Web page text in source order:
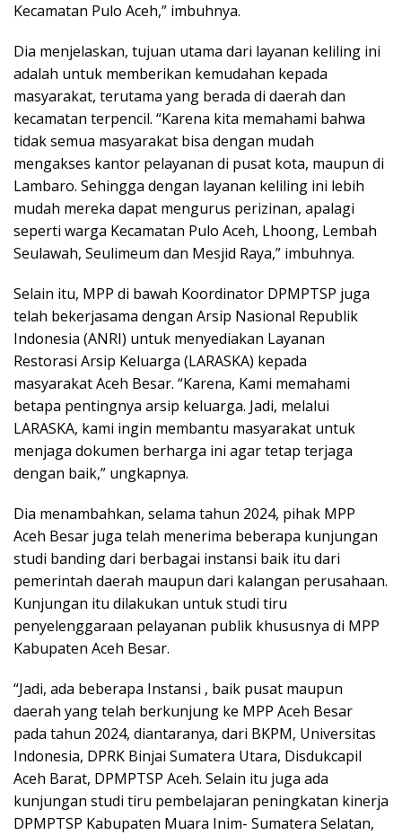
Kecamatan Pulo Aceh,” imbuhnya.
Dia menjelaskan, tujuan utama dari layanan keliling ini
adalah untuk memberikan kemudahan kepada
masyarakat, terutama yang berada di daerah dan
kecamatan terpencil. “Karena kita memahami bahwa
tidak semua masyarakat bisa dengan mudah
mengakses kantor pelayanan di pusat kota, maupun di
Lambaro. Sehingga dengan layanan keliling ini lebih
mudah mereka dapat mengurus perizinan, apalagi
seperti warga Kecamatan Pulo Aceh, Lhoong, Lembah
Seulawah, Seulimeum dan Mesjid Raya,” imbuhnya.
Selain itu, MPP di bawah Koordinator DPMPTSP juga
telah bekerjasama dengan Arsip Nasional Republik
Indonesia (ANRI) untuk menyediakan Layanan
Restorasi Arsip Keluarga (LARASKA) kepada
masyarakat Aceh Besar. “Karena, Kami memahami
betapa pentingnya arsip keluarga. Jadi, melalui
LARASKA, kami ingin membantu masyarakat untuk
menjaga dokumen berharga ini agar tetap terjaga
dengan baik,” ungkapnya.
Dia menambahkan, selama tahun 2024, pihak MPP
Aceh Besar juga telah menerima beberapa kunjungan
studi banding dari berbagai instansi baik itu dari
pemerintah daerah maupun dari kalangan perusahaan.
Kunjungan itu dilakukan untuk studi tiru
penyelenggaraan pelayanan publik khususnya di MPP
Kabupaten Aceh Besar.
“Jadi, ada beberapa Instansi , baik pusat maupun
daerah yang telah berkunjung ke MPP Aceh Besar
pada tahun 2024, diantaranya, dari BKPM, Universitas
Indonesia, DPRK Binjai Sumatera Utara, Disdukcapil
Aceh Barat, DPMPTSP Aceh. Selain itu juga ada
kunjungan studi tiru pembelajaran peningkatan kinerja
DPMPTSP Kabupaten Muara Inim- Sumatera Selatan,